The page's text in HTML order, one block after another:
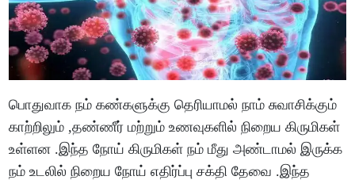
பொதுவாக நம் கண்களுக்கு தெரியாமல் நாம் சுவாசிக்கும்
காற்றிலும் ,தண்ணீர் மற்றும் உணவுகளில் நிறைய கிருமிகள்
உள்ளன .இந்த நோய் கிருமிகள் நம் மீது அண்டாமல் இருக்க
நம் உடலில் நிறைய நோய் எதிர்ப்பு சக்தி தேவை .இந்த